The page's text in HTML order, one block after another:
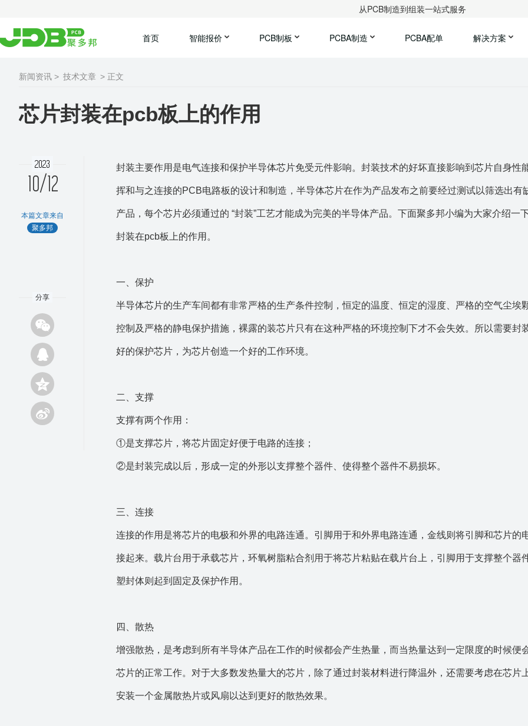
从PCB制造到组装一站式服务
首页 智能报价 PCB制板 PCBA制造 PCBA配单 解决方案
新闻资讯 > 技术文章 > 正文
芯片封装在pcb板上的作用
2023
10/12
本篇文章来自
聚多邦
分享
封装主要作用是电气连接和保护半导体芯片免受元件影响。封装技术的好坏直接影响到芯片自身性
挥和与之连接的PCB电路板的设计和制造，半导体芯片在作为产品发布之前要经过测试以筛选出有
产品，每个芯片必须通过的 “封装”工艺才能成为完美的半导体产品。下面聚多邦小编为大家介绍一
封装在pcb板上的作用。
一、保护
半导体芯片的生产车间都有非常严格的生产条件控制，恒定的温度、恒定的湿度、严格的空气尘埃
控制及严格的静电保护措施，裸露的装芯片只有在这种严格的环境控制下才不会失效。所以需要封
好的保护芯片，为芯片创造一个好的工作环境。
二、支撑
支撑有两个作用：
①是支撑芯片，将芯片固定好便于电路的连接；
②是封装完成以后，形成一定的外形以支撑整个器件、使得整个器件不易损坏。
三、连接
连接的作用是将芯片的电极和外界的电路连通。引脚用于和外界电路连通，金线则将引脚和芯片的
接起来。载片台用于承载芯片，环氧树脂粘合剂用于将芯片粘贴在载片台上，引脚用于支撑整个器
塑封体则起到固定及保护作用。
四、散热
增强散热，是考虑到所有半导体产品在工作的时候都会产生热量，而当热量达到一定限度的时候便
芯片的正常工作。对于大多数发热量大的芯片，除了通过封装材料进行降温外，还需要考虑在芯片
安装一个金属散热片或风扇以达到更好的散热效果。